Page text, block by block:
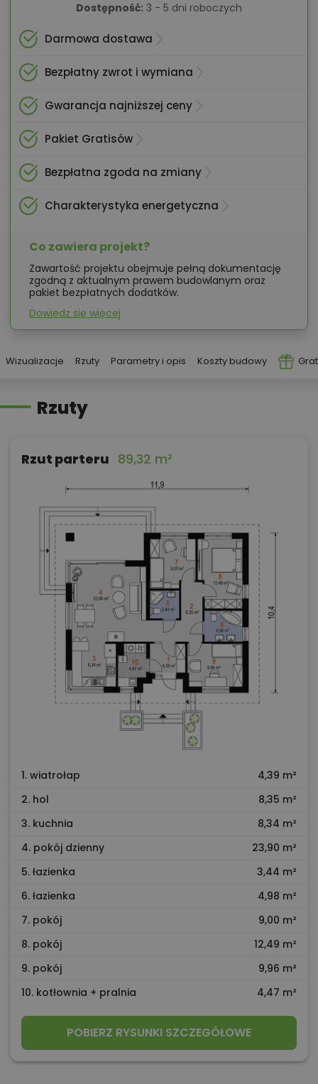
Dostępność: 3 - 5 dni roboczych
Darmowa dostawa
Bezpłatny zwrot i wymiana
Gwarancja najniższej ceny
Pakiet Gratisów
Bezpłatna zgoda na zmiany
Charakterystyka energetyczna
Co zawiera projekt?
Zawartość projektu obejmuje pełną dokumentację
zgodną z aktualnym prawem budowlanym oraz
pakiet bezpłatnych dodatków.
Dowiedz się więcej
Wizualizacje Rzuty Parametry i opis Koszty budowy
Rzuty
Rzut parteru 89,32 m²
1. wiatrołap
4,39 m²
2. hol
8,35 m²
3. kuchnia
8,34 m²
4. pokój dzienny
23,90 m²
5. łazienka
3,44 m²
6. łazienka
4,98 m²
7. pokój
9,00 m²
8. pokój
12,49 m²
9. pokój
9,96 m²
10. kotłownia + pralnia
4,47 m²
POBIERZ RYSUNKI SZCZEGÓŁOWE